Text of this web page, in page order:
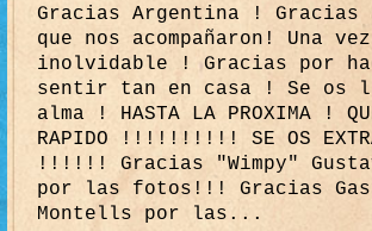
Gracias Argentina ! Gracias
que nos acompañaron! Una vez
inolvidable ! Gracias por
sentir tan en casa ! Se os
alma ! HASTA LA PROXIMA !
RAPIDO !!!!!!!!!! SE OS
!!!!!! Gracias "Wimpy"
por las fotos!!! Gracias
Montells por las...